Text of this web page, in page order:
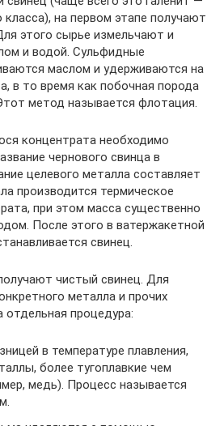
на первом этапе получают
этого сырье измельчают и
и водой. Сульфидные
маслом и удерживаются на
в то время как побочная порода
метод называется флотация.
концентрата необходимо
чернового свинца в
целевого металла составляет
производится термическое
при этом масса существенно
После этого в ватержакетной
свинец.
чистый свинец. Для
металла и прочих
процедура:
в температуре плавления,
более тугоплавкие чем
медь). Процесс называется